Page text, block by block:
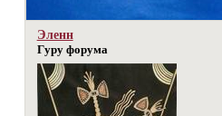
Эленн
Гуру форума